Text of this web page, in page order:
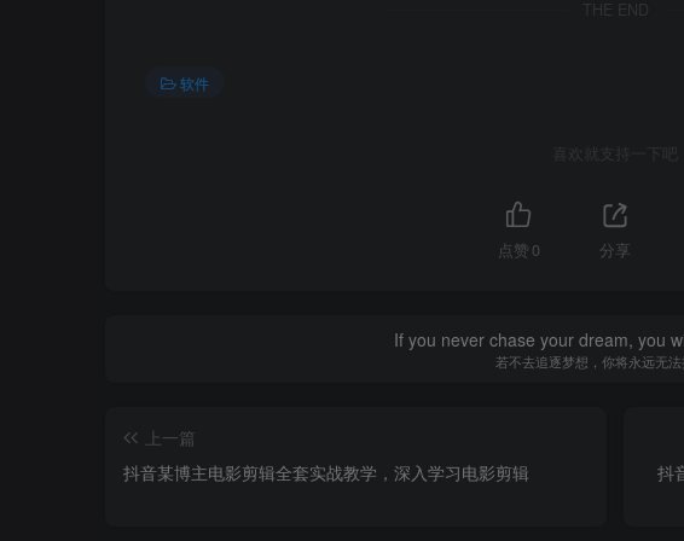
THE END
软件
喜欢就支持一下吧
点赞 0 分享
If you never chase your dream, you
若不去追逐梦想，你将永远无
上一篇
抖音某博主电影剪辑全套实战教学，深入学习电影剪辑
抖